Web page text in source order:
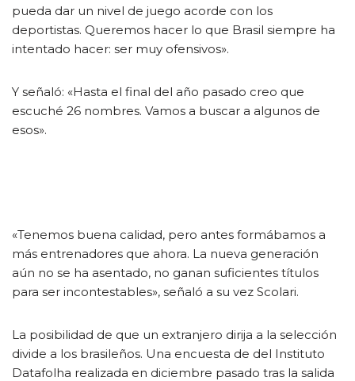
pueda dar un nivel de juego acorde con los
deportistas. Queremos hacer lo que Brasil siempre ha
intentado hacer: ser muy ofensivos».
Y señaló: «Hasta el final del año pasado creo que
escuché 26 nombres. Vamos a buscar a algunos de
esos».
«Tenemos buena calidad, pero antes formábamos a
más entrenadores que ahora. La nueva generación
aún no se ha asentado, no ganan suficientes títulos
para ser incontestables», señaló a su vez Scolari.
La posibilidad de que un extranjero dirija a la selección
divide a los brasileños. Una encuesta de del Instituto
Datafolha realizada en diciembre pasado tras la salida